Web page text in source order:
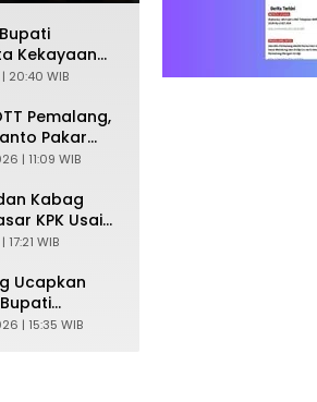
Kekayaan
Rp 12 Miliar
20:40 WIB
Pemalang,
Pakar
Teori
| 11:09 WIB
Kabag
KPK Usai
Bupati
WIB
Ucapkan
Adalah
| 15:35 WIB